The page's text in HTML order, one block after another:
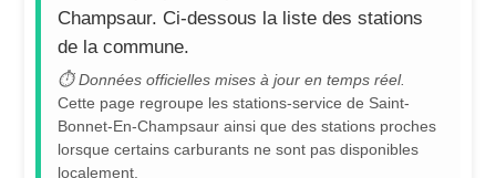
Champsaur. Ci-dessous la liste des stations
de la commune.
⏱ Données officielles mises à jour en temps réel.
Cette page regroupe les stations-service de Saint-
Bonnet-En-Champsaur ainsi que des stations proches
lorsque certains carburants ne sont pas disponibles
localement.